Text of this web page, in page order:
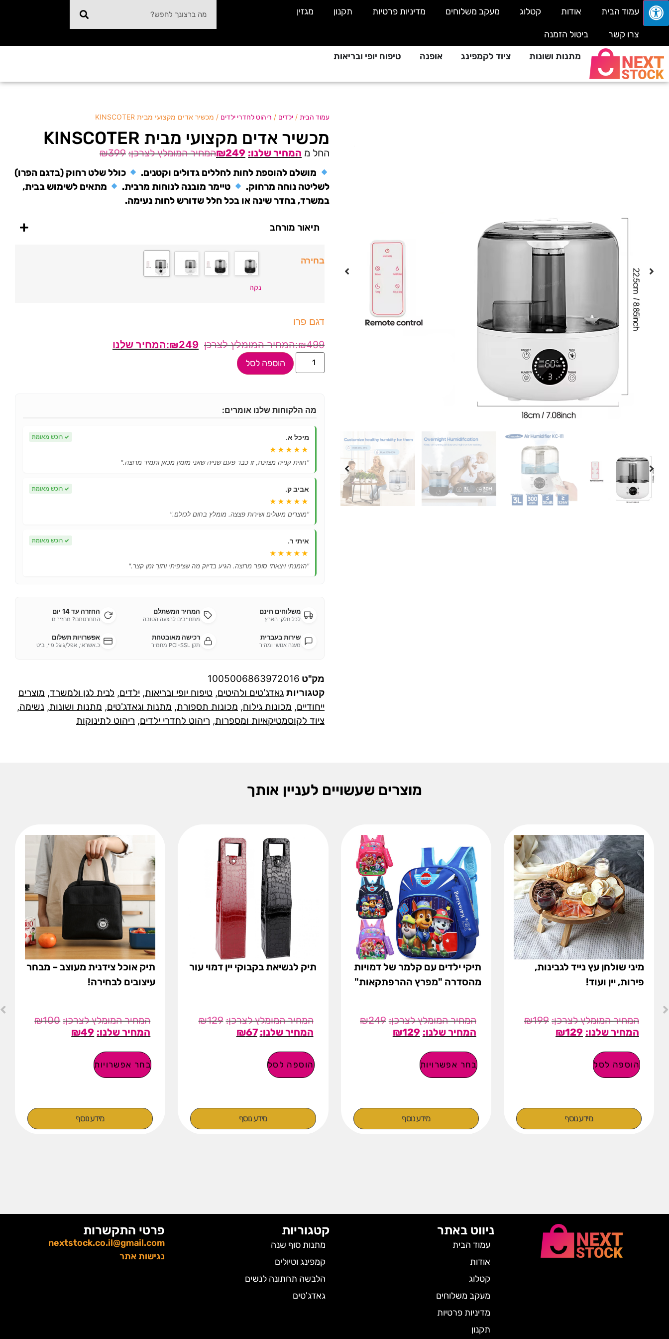
עמוד הבית אודות קטלוג מעקב משלוחים מדיניות פרטיות תקנון מגזין
צרו קשר
ביטול הזמנה
מתנות ושונות
ציוד לקמפינג אופנה טיפוח יופי ובריאות
עמוד הבית / ילדים / ריהוט לחדרי ילדים / מכשיר אדים מקצועי מבית KINSCOTER
מכשיר אדים מקצועי מבית KINSCOTER
₪399 ₪249 החל מ
מושלם להוספת לחות לחללים גדולים וקטנים.
כולל שלט רחוק (בדגם הפרו)
לשליטה נוחה מרחוק.
טיימר מובנה לנוחות מרבית.
מתאים לשימוש בבית,
במשרד, בחדר שינה או בכל חלל שדורש לחות נעימה.
תיאור מורחב
בחירה
נקה
דגם פרו
₪499
₪249
הוספה לסל
מה הלקוחות שלנו אומרים:
מיכל א. ✓ רוכש מאומת
★★★★★
"חווית קנייה מצוינת, זו כבר פעם שנייה שאני מזמין מכאן ותמיד מרוצה."
אביב ק. ✓ רוכש מאומת
★★★★★
"מוצרים מעולים ושירות פצצה. מומלץ בחום לכולם."
איתי ר. ✓ רוכש מאומת
★★★★★
"הזמנתי ויצאתי סופר מרוצה. הגיע בדיוק מה שציפיתי ותוך זמן קצר."
משלוחים חינם
לכל חלקי הארץ
המחיר המשתלם
מתחייבים להצעה הטובה
החזרה עד 14 יום
התחרטתם? מחזירים
שירות בעברית
מענה אנושי ומהיר
רכישה מאובטחת
תקן PCI-SSL מחמיר
אפשרויות תשלום
כ.אשראי, אפל/גוגל פיי, ביט
מק"ט 1005006863972016
קטגוריות גאדג'טים ולהיטים, טיפוח יופי ובריאות, ילדים, לבית לגן ולמשרד, מוצרים
ייחודיים, מכונות גילוח, מכונות תספורת, מתנות וגאדג'טים, מתנות ושונות, נשימה,
ציוד לקוסמטיקאיות ומספרות, ריהוט לחדרי ילדים, ריהוט לתינוקות
מוצרים שעשויים לעניין אותך
מיני שולחן עץ נייד לגבינות,
פירות, יין ועוד!
₪199
₪129
הוספה לסל
מידע נוסף
תיקי ילדים עם קלמר של דמויות
מהסדרה "מפרץ ההרפתקאות"
₪249
₪129
בחר אפשרויות
מידע נוסף
תיק לנשיאת בקבוקי יין דמוי עור
₪129
₪67
הוספה לסל
מידע נוסף
תיק אוכל צידנית מעוצב – מבחר
עיצובים לבחירה!
₪100
₪49
בחר אפשרויות
מידע נוסף
ניווט באתר
עמוד הבית
אודות
קטלוג
מעקב משלוחים
מדיניות פרטיות
תקנון
קטגוריות
מתנות סוף שנה
קמפינג וטיולים
הלבשה תחתונה לנשים
גאדג'טים
פרטי התקשרות
nextstock.co.il@gmail.com
נגישות אתר